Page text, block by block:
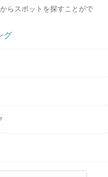
らスポットを探すことがで
グ